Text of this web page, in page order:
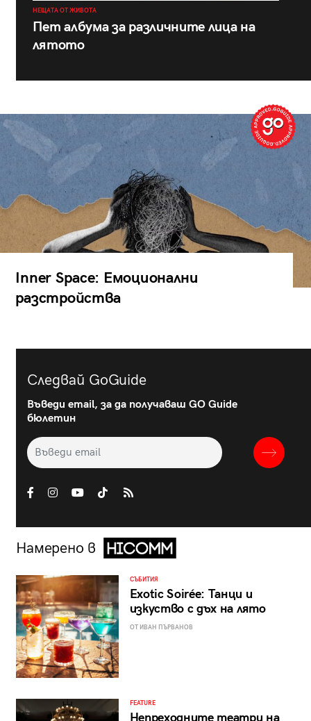
НЕЩАТА ОТ ЖИВОТА
Пет албума за различните лица на
лятото
Inner Space: Емоционални
разстройства
Следвай GoGuide
Въведи email, за да получаваш GO Guide
бюлетин
Намерено в
СЪБИТИЯ
Exotic Soirée: Танци и
изкуство с дъх на лято
ОТ ИВАН ПЪРВАНОВ
FEATURE
Непреходните театри на